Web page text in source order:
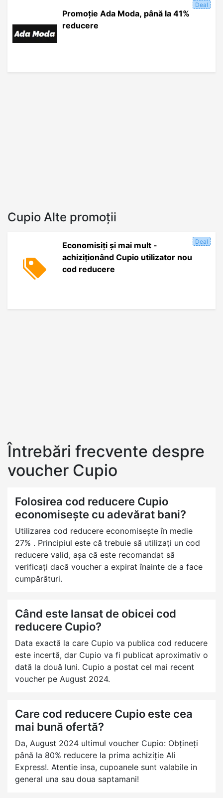
Deal
Promoție Ada Moda, până la 41%
reducere
Cupio Alte promoții
Deal
Economisiți și mai mult -
achiziționând Cupio utilizator nou
cod reducere
Întrebări frecvente despre
voucher Cupio
Folosirea cod reducere Cupio
economisește cu adevărat bani?
Utilizarea cod reducere economisește în medie
27% . Principiul este că trebuie să utilizați un cod
reducere valid, așa că este recomandat să
verificați dacă voucher a expirat înainte de a face
cumpărături.
Când este lansat de obicei cod
reducere Cupio?
Data exactă la care Cupio va publica cod reducere
este incertă, dar Cupio va fi publicat aproximativ o
dată la două luni. Cupio a postat cel mai recent
voucher pe August 2024.
Care cod reducere Cupio este cea
mai bună ofertă?
Da, August 2024 ultimul voucher Cupio: Obțineți
până la 80% reducere la prima achiziție Ali
Express!. Atentie insa, cupoanele sunt valabile in
general una sau doua saptamani!